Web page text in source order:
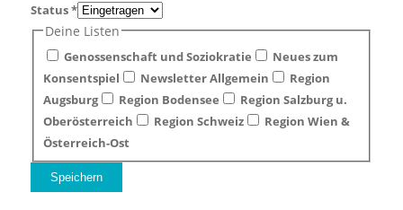
Status*
Deine Listen
Genossenschaft und Soziokratie
Neues zum
Konsentspiel
Newsletter Allgemein
Region
Augsburg
Region Bodensee
Region Salzburg u.
Oberösterreich
Region Schweiz
Region Wien &
Österreich-Ost